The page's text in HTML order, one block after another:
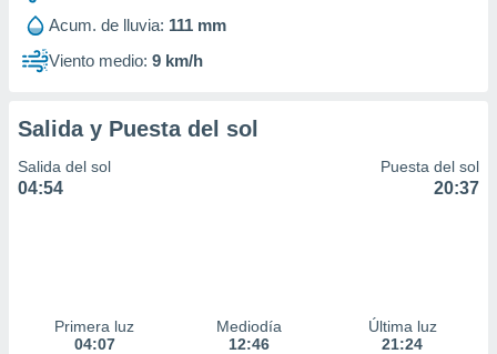
1199
Acum. de lluvia: 111 mm
Viento medio: 9 km/h
Salida y Puesta del sol
Salida del sol
04:54
Puesta del sol
20:37
Primera luz
04:07
Mediodía
12:46
Última luz
21:24